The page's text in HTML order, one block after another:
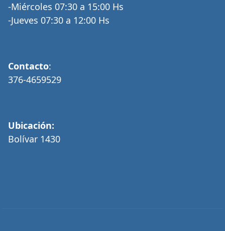
-Miércoles 07:30 a 15:00 Hs
-Jueves 07:30 a 12:00 Hs
Contacto:
376-4659529
Ubicación:
Bolívar 1430